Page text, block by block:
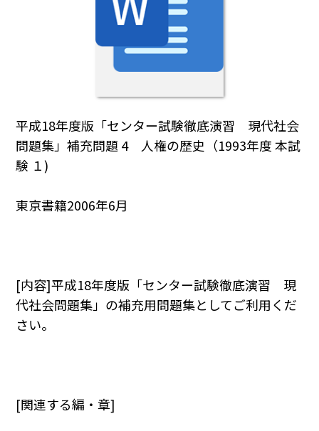
平成18年度版「センター試験徹底演習 現代社会
問題集」補充問題 4 人権の歴史（1993年度 本試
験 １)
東京書籍2006年6月
[内容]平成18年度版「センター試験徹底演習 現
代社会問題集」の補充用問題集としてご利用くだ
さい。
[関連する編・章]